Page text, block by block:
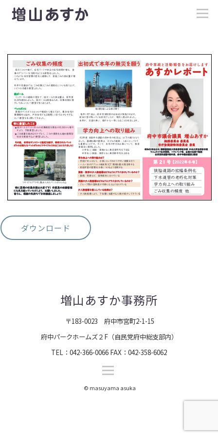
ダウンロード
増山あすか事務所
〒183-0023 府中市宮町2-1-15
府中パークホームズ２F（自民党府中総支部内）
TEL：042-366-0066 FAX：042-358-6062
© masuyama asuka